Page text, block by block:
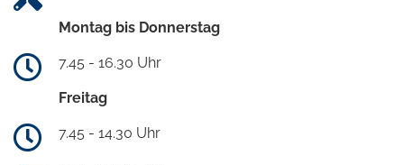
Montag bis Donnerstag
7.45 - 16.30 Uhr
Freitag
7.45 - 14.30 Uhr